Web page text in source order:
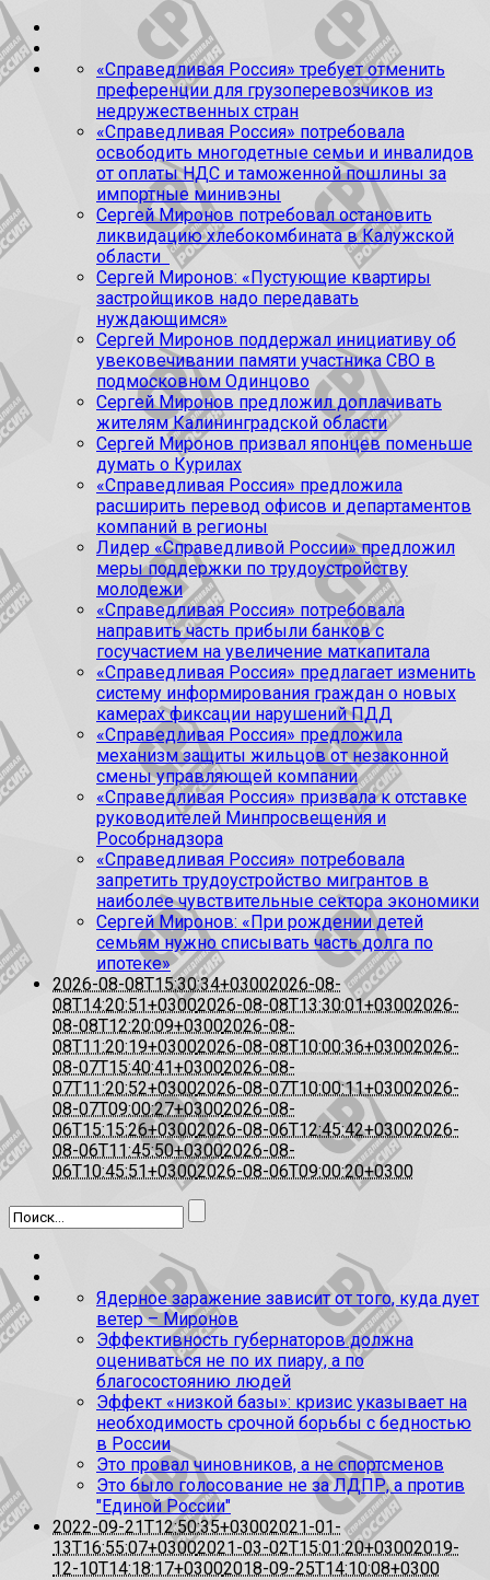
«Справедливая Россия» требует отменить
преференции для грузоперевозчиков из
недружественных стран
«Справедливая Россия» потребовала
освободить многодетные семьи и инвалидов
от оплаты НДС и таможенной пошлины за
импортные минивэны
Сергей Миронов потребовал остановить
ликвидацию хлебокомбината в Калужской
области
Сергей Миронов: «Пустующие квартиры
застройщиков надо передавать
нуждающимся»
Сергей Миронов поддержал инициативу об
увековечивании памяти участника СВО в
подмосковном Одинцово
Сергей Миронов предложил доплачивать
жителям Калининградской области
Сергей Миронов призвал японцев поменьше
думать о Курилах
«Справедливая Россия» предложила
расширить перевод офисов и департаментов
компаний в регионы
Лидер «Справедливой России» предложил
меры поддержки по трудоустройству
молодежи
«Справедливая Россия» потребовала
направить часть прибыли банков с
госучастием на увеличение маткапитала
«Справедливая Россия» предлагает изменить
систему информирования граждан о новых
камерах фиксации нарушений ПДД
«Справедливая Россия» предложила
механизм защиты жильцов от незаконной
смены управляющей компании
«Справедливая Россия» призвала к отставке
руководителей Минпросвещения и
Рособрнадзора
«Справедливая Россия» потребовала
запретить трудоустройство мигрантов в
наиболее чувствительные сектора экономики
Сергей Миронов: «При рождении детей
семьям нужно списывать часть долга по
ипотеке»
2026-08-08T15:30:34+03002026-08-
08T14:20:51+03002026-08-08T13:30:01+03002026-
08-08T12:20:09+03002026-08-
08T11:20:19+03002026-08-08T10:00:36+03002026-
08-07T15:40:41+03002026-08-
07T11:20:52+03002026-08-07T10:00:11+03002026-
08-07T09:00:27+03002026-08-
06T15:15:26+03002026-08-06T12:45:42+03002026-
08-06T11:45:50+03002026-08-
06T10:45:51+03002026-08-06T09:00:20+0300
Ядерное заражение зависит от того, куда дует
ветер – Миронов
Эффективность губернаторов должна
оцениваться не по их пиару, а по
благосостоянию людей
Эффект «низкой базы»: кризис указывает на
необходимость срочной борьбы с бедностью
в России
Это провал чиновников, а не спортсменов
Это было голосование не за ЛДПР, а против
"Единой России"
2022-09-21T12:50:35+03002021-01-
13T16:55:07+03002021-03-02T15:01:20+03002019-
12-10T14:18:17+03002018-09-25T14:10:08+0300